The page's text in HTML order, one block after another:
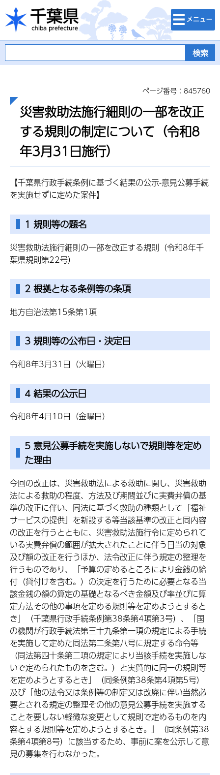
千葉県
検索・メニュ
ー
ページ番号：845760
災害救助法施行細則の一部を改正
する規則の制定について（令和8
年3月31日施行）
【千葉県行政手続条例に基づく結果の公示-意見公募手続
を実施せずに定めた案件】
1 規則等の題名
災害救助法施行細則の一部を改正する規則（令和8年千
葉県規則第22号）
2 根拠となる条例等の条項
地方自治法第15条第1項
3 規則等の公布日・決定日
令和8年3月31日（火曜日）
4 結果の公示日
令和8年4月10日（金曜日）
5 意見公募手続を実施しないで規則等を定め
た理由
今回の改正は、災害救助法による救助に関し、災害救助
法による救助の程度、方法及び期間並びに実費弁償の基
準の改正に伴い、同法に基づく救助の種類として「福祉
サービスの提供」を新設する等当該基準の改正と同内容
の改正を行うとともに、災害救助法施行令に定められて
いる実費弁償の範囲が拡大されたことに伴う日当の対象
及び額の改正を行うほか、法令改正に伴う規定の整理を
行うものであり、「予算の定めるところにより金銭の給
付（貸付けを含む。）の決定を行うために必要となる当
該金銭の額の算定の基礎となるべき金額及び率並びに算
定方法その他の事項を定める規則等を定めようとすると
き」（千葉県行政手続条例第38条第4項第3号）、「国
の機関が行政手続法第三十九条第一項の規定による手続
を実施して定めた同法第二条第八号に規定する命令等
（同法第四十条第二項の規定により当該手続を実施しな
いで定められたものを含む。）と実質的に同一の規則等
を定めようとするとき」（同条例第38条第4項第5号）
及び「他の法令又は条例等の制定又は改廃に伴い当然必
要とされる規定の整理その他の意見公募手続を実施する
ことを要しない軽微な変更として規則で定めるものを内
容とする規則等を定めようとするとき。」（同条例第38
条第4項第8号）に該当するため、事前に案を公示して意
見の募集を行わなかった。